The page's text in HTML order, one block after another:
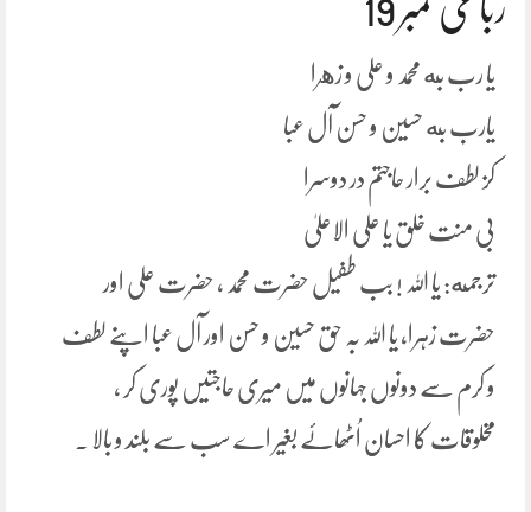
رباعی نمبر 19
یا رب به محمد و علی و زهرا
یارب به حسین و حسن آل عبا
کز لطف برار حاجتم در دوسرا
بی منت خلق یا علی الاعلیٰ
ترجمه: یا اللہ ! بب طفیل حضرت محمد ، حضرت علی اور
حضرت زہرا، یا اللہ بہ حق حسین و حسن اور آل عبا اپنے لطف
و کرم سے دونوں جہانوں میں میری حاجتیں پوری کر ،
مخلوقات کا احسان اُٹھائے بغیر اے سب سے بلند و بالا ۔